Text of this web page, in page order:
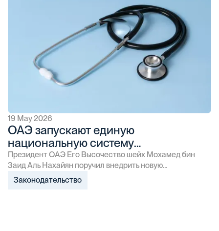
19 May 2026
ОАЭ запускают единую
национальную систему
медицинского страхования для
граждан
Президент ОАЭ Его Высочество шейх Мохамед бин
Заид Аль Нахайян поручил внедрить новую
национальную систему здравоохранения, которая
обеспечит комплексное медицинское покрытие для
Законодательство